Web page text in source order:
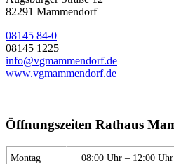
82291 Mammendorf
08145 84-0
08145 1225
info@vgmammendorf.de
www.vgmammendorf.de
Öffnungszeiten Rathaus
Montag 08:00 Uhr – 12:00 Uhr